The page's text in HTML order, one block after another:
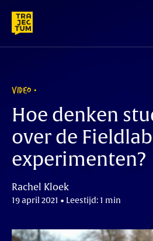
content
VIDEO
Hoe denken
over de Fieldlab
experimenten?
Rachel Kloek
19 april 2021 • Leestijd: 1 min